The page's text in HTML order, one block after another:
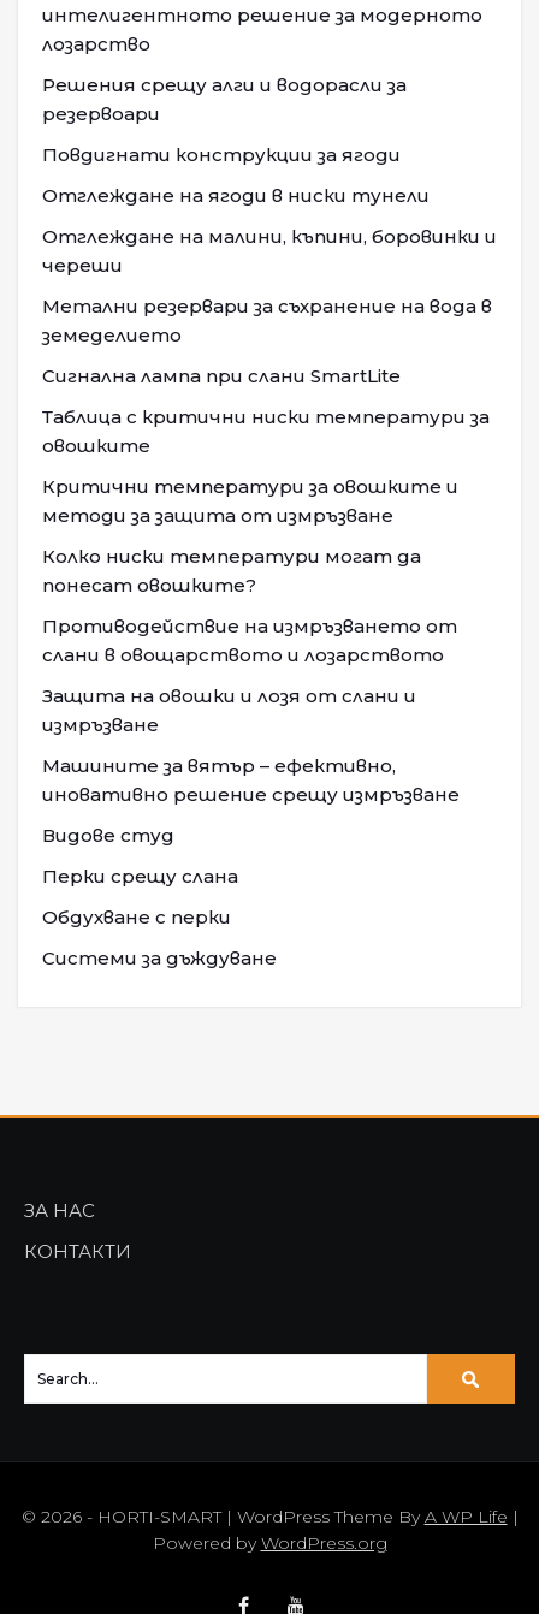
интелигентното решение за модерното
лозарство
Решения срещу алги и водорасли за
резервоари
Повдигнати конструкции за ягоди
Отглеждане на ягоди в ниски тунели
Отглеждане на малини, къпини, боровинки и
череши
Метални резервари за съхранение на вода в
земеделието
Сигнална лампа при слани SmartLite
Таблица с критични ниски температури за
овошките
Критични температури за овошките и
методи за защита от измръзване
Колко ниски температури могат да
понесат овошките?
Противодействие на измръзването от
слани в овощарството и лозарството
Защита на овошки и лозя от слани и
измръзване
Машините за вятър – ефективно,
иновативно решение срещу измръзване
Видове студ
Перки срещу слана
Обдухване с перки
Системи за дъждуване
ЗА НАС
КОНТАКТИ
© 2026 - HORTI-SMART | WordPress Theme ByA WP Life |
Powered byWordPress.org